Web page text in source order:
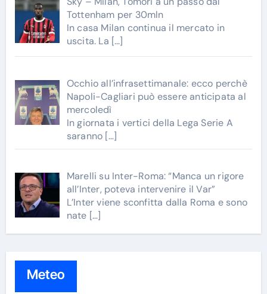
Tottenham per 30mln
In casa Milan continua il mercato in
uscita. La […]
Occhio all’infrasettimanale: ecco perchè
Napoli-Cagliari può essere anticipata al
mercoledì
In giornata i vertici della Lega Serie A
saranno […]
Marelli su Inter-Roma: “Manca un rigore
all’Inter, poteva intervenire il Var”
L’Inter viene sconfitta dalla Roma e sono
nate […]
Meteo